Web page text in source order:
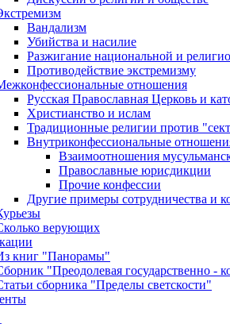
Вандализм
Убийства и насилие
Разжигание национальной и
Противодействие экстремизму
отношения
Русская Православная Церковь и
Христианство и ислам
Традиционные религии против
Внутриконфессиональные
Взаимоотношения
Православные юрисдикции
Прочие конфессии
Другие примеры сотрудничества и
верующих
книг "Панорамы"
"Преодолевая государственно -
сборника "Пределы светскости"